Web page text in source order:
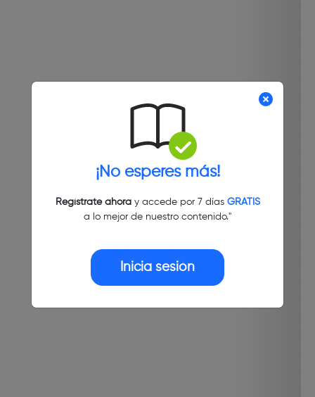
¡No esperes más!
Regístrate ahoray accede por 7 días GRATIS
a lo mejor de nuestro contenido."
Inicia sesión